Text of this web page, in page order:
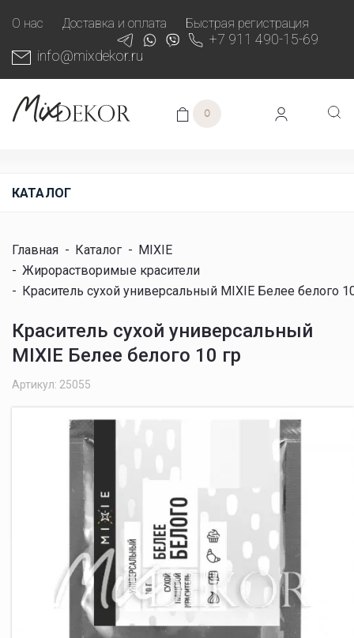
О нас Доставка и оплата Быстрая регистрация
+7 911 490-15-69
info@mixdekor.ru
0
КАТАЛОГ
Главная - Каталог - MIXIE
- Жирорастворимые красители
- Краситель сухой универсальный MIXIE Белее белого
Краситель сухой универсальный
MIXIE Белее белого 10 гр
Артикул: 25055